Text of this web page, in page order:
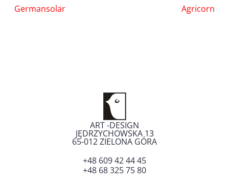
Nawigacja
Germansolar Agricorn
ART -DESIGN
JĘDRZYCHOWSKA 13
65-012ZIELONA GÓRA
+48 609 42 44 45
+48 68 325 75 80